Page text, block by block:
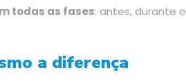
todas as fases: antes, durante e
a diferença